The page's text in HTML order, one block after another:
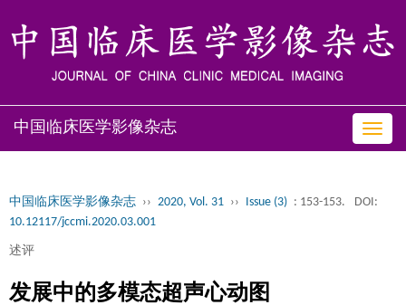
中国临床医学影像杂志
中国临床医学影像杂志 ›› 2020, Vol. 31 ›› Issue (3) : 153-153.
DOI:
10.12117/jccmi.2020.03.001
述评
发展中的多模态超声心动图